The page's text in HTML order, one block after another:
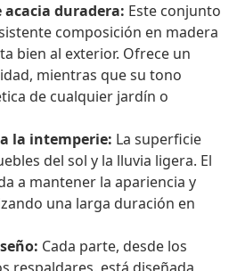
acacia duradera: Este conjunto
composición en madera
bien al exterior. Ofrece un
mientras que su tono
de cualquier jardín o
la intemperie: La superficie
del sol y la lluvia ligera. El
a mantener la apariencia y
una larga duración en
Cada parte, desde los